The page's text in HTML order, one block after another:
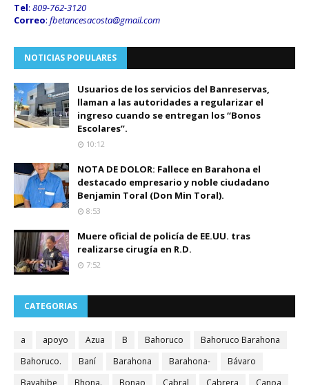
Tel: 809-762-3120
Correo: fbetancesacosta@gmail.com
NOTICIAS POPULARES
Usuarios de los servicios del Banreservas,
llaman a las autoridades a regularizar el
ingreso cuando se entregan los “Bonos
Escolares”.
10:12
NOTA DE DOLOR: Fallece en Barahona el
destacado empresario y noble ciudadano
Benjamin Toral (Don Min Toral).
8:53
Muere oficial de policía de EE.UU. tras
realizarse cirugía en R.D.
7:52
CATEGORIAS
a apoyo Azua B Bahoruco
Bahoruco Barahona
Bahoruco.
Baní Barahona Barahona-
Bávaro
Bayahibe
Bhona. Bonao Cabral Cabrera
Canoa